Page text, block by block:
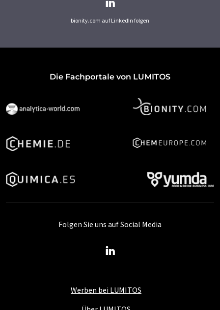
bionity.com auf LinkedIn folgen
Die Fachportale von LUMITOS
Werben bei LUMITOS
Folgen Sie uns auf Social Media